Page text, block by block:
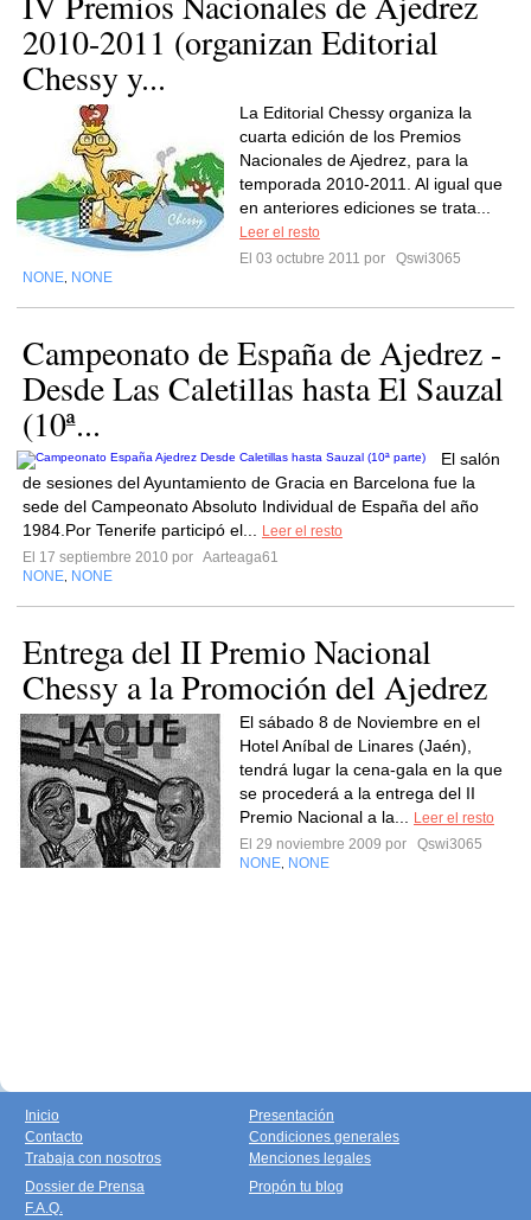
2010-2011 (organizan Editorial
Chessy y...
La Editorial Chessy organiza la
cuarta edición de los Premios
Nacionales de Ajedrez, para la
temporada 2010-2011. Al igual que
en anteriores ediciones se trata...
Leer el resto
El 03 octubre 2011 por
Qswi3065
NONE NONE
Campeonato de España de Ajedrez -
Desde Las Caletillas hasta El Sauzal
(10ª...
El salón
de sesiones del Ayuntamiento de Gracia en Barcelona fue la
sede del Campeonato Absoluto Individual de España del año
1984.Por Tenerife participó el...
Leer el resto
El 17 septiembre 2010 por Aarteaga61
NONE NONE
Entrega del II Premio Nacional
Chessy a la Promoción del Ajedrez
El sábado 8 de Noviembre en el
Hotel Aníbal de Linares (Jaén),
tendrá lugar la cena-gala en la que
se procederá a la entrega del II
Premio Nacional a la...
Leer el resto
El 29 noviembre 2009 por
Qswi3065
NONE NONE
Inicio
Contacto
Trabaja con nosotros
Presentación
Condiciones generales
Menciones legales
Dossier de Prensa
F.A.Q.
Propón tu blog